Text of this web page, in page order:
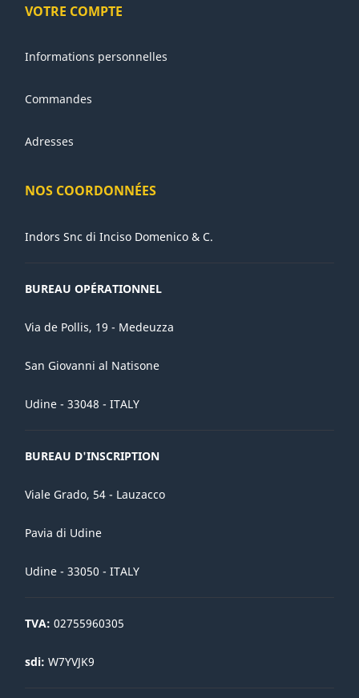
VOTRE COMPTE
Informations personnelles
Commandes
Adresses
NOS COORDONNÉES
Indors Snc di Inciso Domenico & C.
BUREAU OPÉRATIONNEL
Via de Pollis, 19 - Medeuzza
San Giovanni al Natisone
Udine - 33048 - ITALY
BUREAU D'INSCRIPTION
Viale Grado, 54 - Lauzacco
Pavia di Udine
Udine - 33050 - ITALY
TVA: 02755960305
sdi: W7YVJK9